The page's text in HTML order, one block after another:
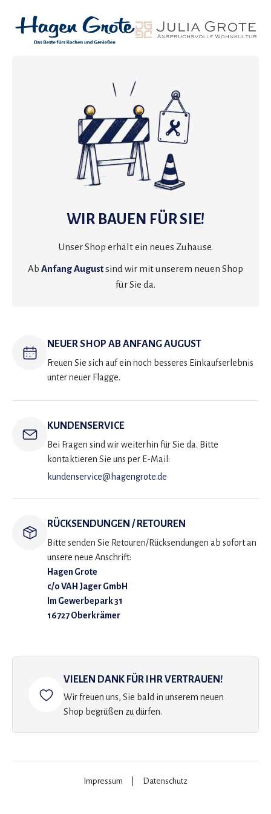
WIR BAUEN FÜR SIE!
Unser Shop erhält ein neues Zuhause.
Ab Anfang Augustsind wir mit unserem neuen Shop
für Sie da.
NEUER SHOP AB ANFANG AUGUST
Freuen Sie sich auf ein noch besseres Einkaufserlebnis
unter neuer Flagge.
KUNDENSERVICE
Bei Fragen sind wir weiterhin für Sie da. Bitte
kontaktieren Sie uns per E-Mail:
kundenservice@hagengrote.de
RÜCKSENDUNGEN / RETOUREN
Bitte senden Sie Retouren/Rücksendungen ab sofort an
unsere neue Anschrift:
Hagen Grote
c/o VAH Jager GmbH
Im Gewerbepark 31
16727 Oberkrämer
VIELEN DANK FÜR IHR VERTRAUEN!
Wir freuen uns, Sie bald in unserem neuen
Shop begrüßen zu dürfen.
Impressum Datenschutz